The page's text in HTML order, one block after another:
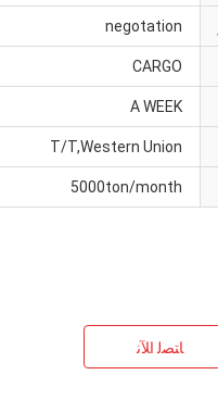
negotation
CARGO
A WEEK
T/T,Western Union
5000ton/month
ﺎﺘﺼﻟ ﺍﻶﻧ